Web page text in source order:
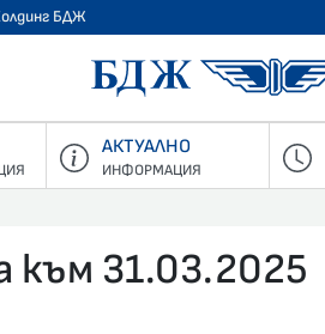
БДЖ
АКТУАЛНО
ИНФОРМАЦИЯ
към 31.03.2025